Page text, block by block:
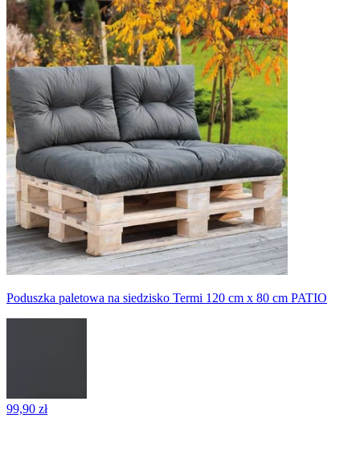
Poduszka paletowa na siedzisko Termi 120 cm x 80 cm PATIO
99,90 zł